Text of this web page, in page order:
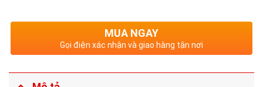
MUA NGAY
Gọi điện xác nhận và giao hàng tận nơi